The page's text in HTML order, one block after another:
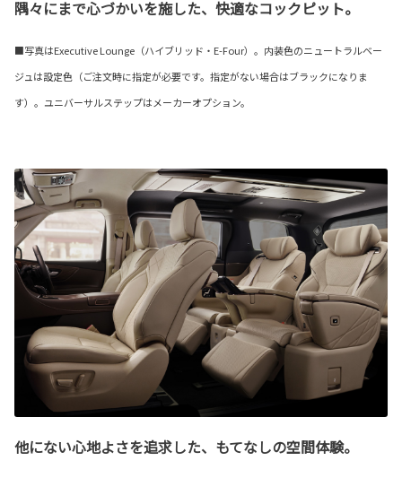
隅々にまで心づかいを施した、快適なコックピット。
■写真はExecutive Lounge（ハイブリッド・E-Four）。内装色のニュートラルベー
ジュは設定色（ご注文時に指定が必要です。指定がない場合はブラックになりま
す）。ユニバーサルステップはメーカーオプション。
他にない心地よさを追求した、もてなしの空間体験。